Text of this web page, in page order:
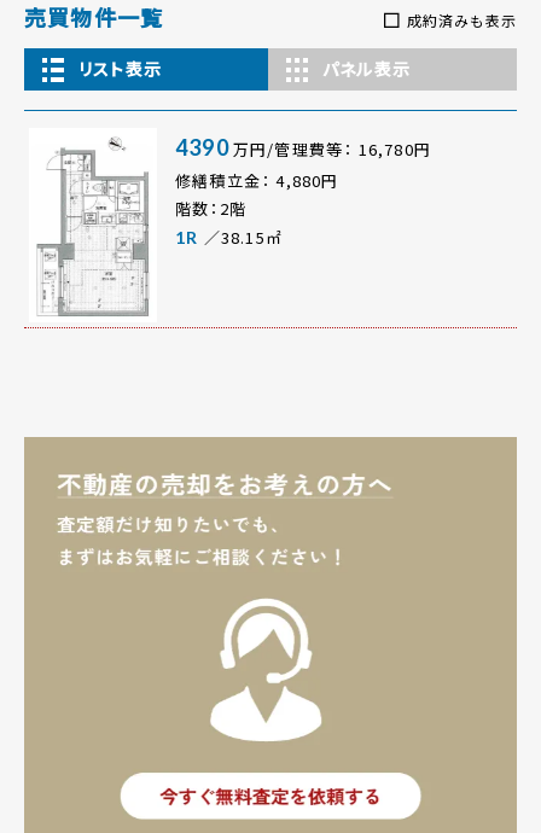
売買物件一覧 成約済みも表示
リスト表示 パネル表示
4390万円/管理費等： 16,780円
修繕積立金： 4,880円
階数：2階
1R ／38.15㎡